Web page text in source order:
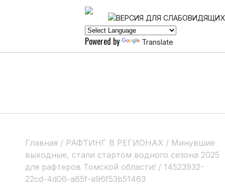
Powered by Translate
Главная / РАФТИНГ В РЕГИОНАХ / Минувшие
выходные, стали стартом водного сезона 2025
для рафтеров Томской области! / 14523932-
22cd-4d06-a85f-a96f53b51463